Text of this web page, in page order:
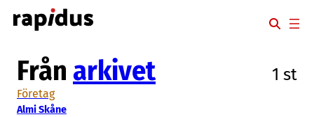
Hoppa
till
Från arkivet 1 st
Företag
Almi Skåne